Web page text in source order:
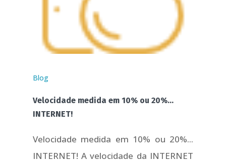
Blog
Velocidade medida em 10% ou 20%…
INTERNET!
Velocidade medida em 10% ou 20%...
INTERNET! A velocidade da INTERNET